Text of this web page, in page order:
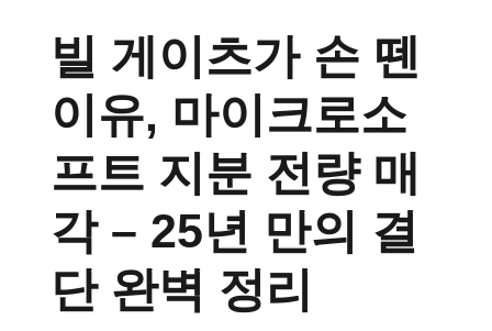
빌 게이츠가 손 뗀
이유, 마이크로소
프트 지분 전량 매
각 – 25년 만의 결
단 완벽 정리